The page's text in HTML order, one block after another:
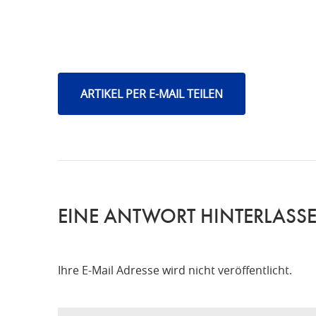
ARTIKEL PER E-MAIL TEILEN
EINE ANTWORT
Ihre E-Mail Adresse wird nicht veröffentlicht.